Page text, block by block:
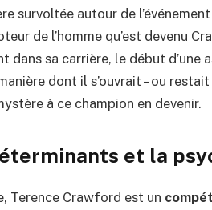
survoltée autour de
de l’homme qu’est devenu
dans sa carrière, le début
dont il s’ouvrait – ou
à ce champion en devenir.
et la
Terence Crawford est un